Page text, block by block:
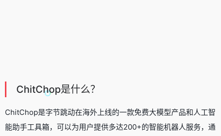
ChitChop是什么？
ChitChop是字节跳动在海外上线的一款免费大模型产品和人工智
能助手工具箱，可以为用户提供多达200+的智能机器人服务，通